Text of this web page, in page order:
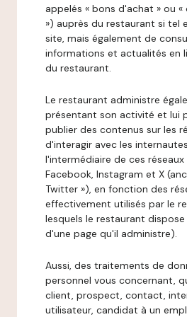
appelés « bons d'achat » ou
») auprès du restaurant si tel
site, mais également de
informations et actualités en
du restaurant.
Le restaurant administre
présentant son activité et lui
publier des contenus sur les
d'interagir avec les
l'intermédiaire de ces réseaux
Facebook, Instagram et X
Twitter »), en fonction des
effectivement utilisés par le
lesquels le restaurant
d'une page qu'il administre).
Aussi, des traitements de
personnel vous concernant,
client, prospect, contact,
utilisateur, candidat à un